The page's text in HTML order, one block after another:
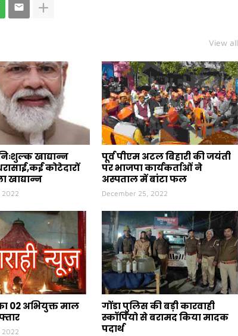
View all
खाद्यान्न
कोटेदारों
खाद्यान्न
2022
पूर्व पीएम अटल बिहारी की जयंती
पर भाजपा कार्यकर्ताओं ने
अस्पताल में बांटा फल
December 25, 2022
02 अभियुक्त माल
2022
गोंडा पुलिस की बड़ी कारवाही
स्कॉर्पियो से बरामद किया मादक
पदार्थ